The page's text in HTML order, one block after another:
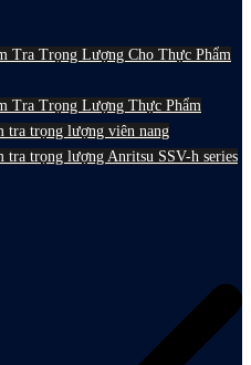
Tra Trọng Lượng Cho Thực Phẩm
Tra Trọng Lượng Thực Phẩm
tra trọng lượng viên nang
tra trọng lượng Anritsu SSV-h series